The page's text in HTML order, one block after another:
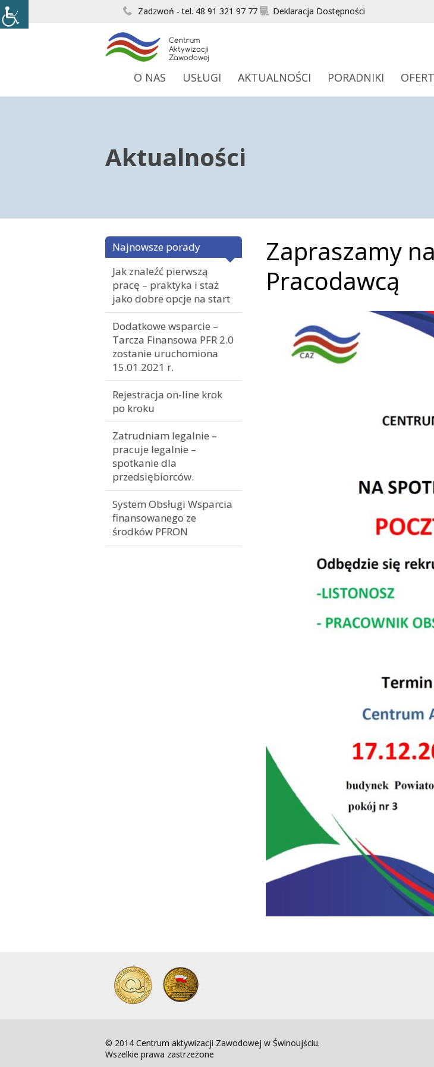
Zadzwoń - tel. 48 91 321 97 77 Deklaracja Dostępności
O NAS USŁUGI AKTUALNOŚCI PORADNIKI
Aktualności
Zapraszamy
Pracodawcą
Najnowsze porady
Jak znaleźć pierwszą
pracę – praktyka i staż
jako dobre opcje na start
Dodatkowe wsparcie –
Tarcza Finansowa PFR 2.0
zostanie uruchomiona
15.01.2021 r.
Rejestracja on-line krok
po kroku
Zatrudniam legalnie –
pracuje legalnie –
spotkanie dla
przedsiębiorców.
System Obsługi Wsparcia
finansowanego ze
środków PFRON
© 2014 Centrum aktywizacji Zawodowej w Świnoujściu.
Wszelkie prawa zastrzeżone